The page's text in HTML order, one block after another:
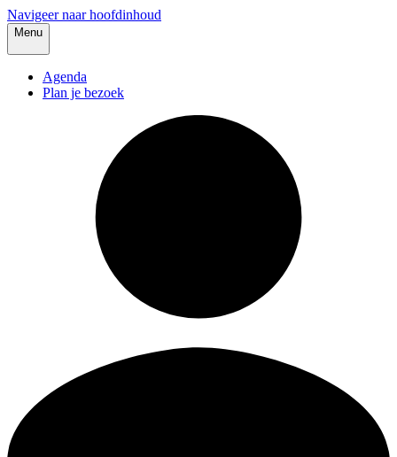
Navigeer naar hoofdinhoud
Menu
Agenda
Plan je bezoek